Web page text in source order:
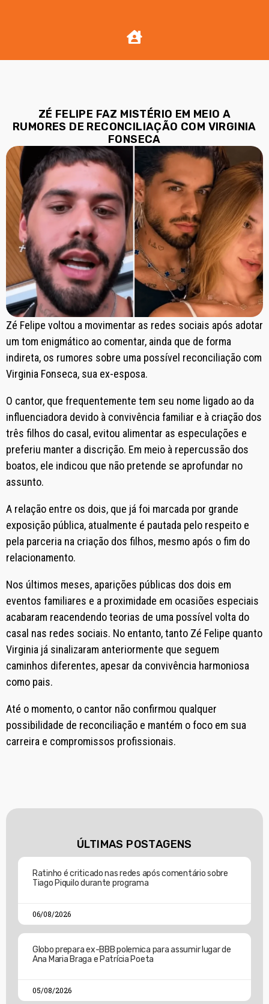
ZÉ FELIPE FAZ MISTÉRIO EM MEIO A
RUMORES DE RECONCILIAÇÃO COM VIRGINIA
FONSECA
Zé Felipe voltou a movimentar as redes sociais após adotar
um tom enigmático ao comentar, ainda que de forma
indireta, os rumores sobre uma possível reconciliação com
Virginia Fonseca, sua ex-esposa.
O cantor, que frequentemente tem seu nome ligado ao da
influenciadora devido à convivência familiar e à criação dos
três filhos do casal, evitou alimentar as especulações e
preferiu manter a discrição. Em meio à repercussão dos
boatos, ele indicou que não pretende se aprofundar no
assunto.
A relação entre os dois, que já foi marcada por grande
exposição pública, atualmente é pautada pelo respeito e
pela parceria na criação dos filhos, mesmo após o fim do
relacionamento.
Nos últimos meses, aparições públicas dos dois em
eventos familiares e a proximidade em ocasiões especiais
acabaram reacendendo teorias de uma possível volta do
casal nas redes sociais. No entanto, tanto Zé Felipe quanto
Virginia já sinalizaram anteriormente que seguem
caminhos diferentes, apesar da convivência harmoniosa
como pais.
Até o momento, o cantor não confirmou qualquer
possibilidade de reconciliação e mantém o foco em sua
carreira e compromissos profissionais.
ÚLTIMAS POSTAGENS
Ratinho é criticado nas redes após comentário sobre
Tiago Piquilo durante programa
06/08/2026
Globo prepara ex-BBB polemica para assumir lugar de
Ana Maria Braga e Patrícia Poeta
05/08/2026